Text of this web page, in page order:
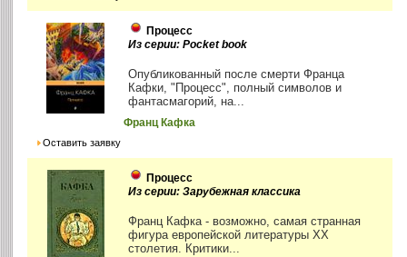
Процесс
Из серии: Pocket book
Опубликованный после смерти Франца
Кафки, "Процесс", полный символов и
фантасмагорий, на...
Франц Кафка
Оставить заявку
Процесс
Из серии: Зарубежная классика
Франц Кафка - возможно, самая странная
фигура европейской литературы XX
столетия. Критики...